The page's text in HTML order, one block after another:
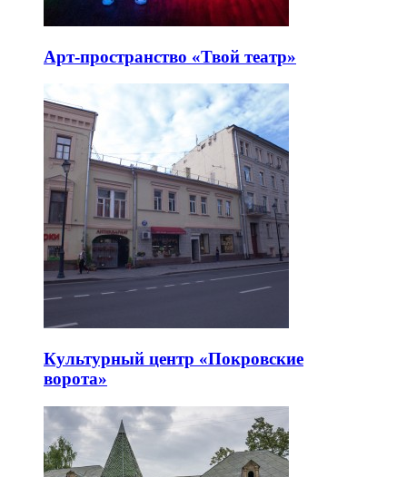
Арт-пространство «Твой театр»
Культурный центр «Покровские
ворота»